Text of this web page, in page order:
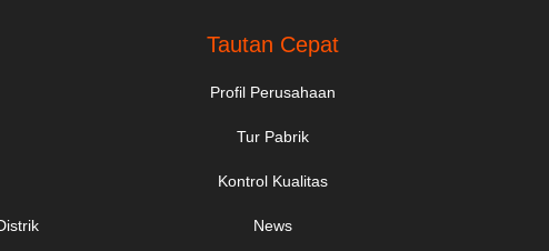
Tautan Cepat
Profil Perusahaan
Tur Pabrik
Kontrol Kualitas
News